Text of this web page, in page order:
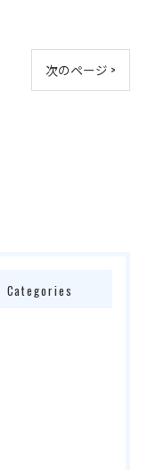
次のページ >
Categories